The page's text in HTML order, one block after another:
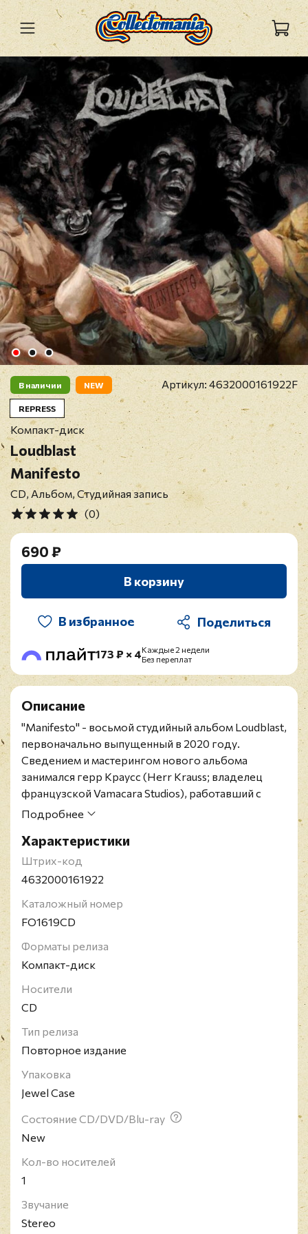
В наличии NEW
REPRESS
Артикул: 4632000161922F
Компакт-диск
Loudblast
Manifesto
CD, Альбом, Студийная запись
(0)
690 ₽
В корзину
В избранное
173 ₽ × 4Каждые 2 недели
Без переплат
Описание
"Manifesto" - восьмой студийный альбом Loudblast,
первоначально выпущенный в 2020 году.
Сведением и мастерингом нового альбома
занимался герр Краусс (Herr Krauss; владелец
французской Vamacara Studios), работавший с
Mercyless, Bliss of Flesh и Nephren‑Ka. Артворк для
занимавшийся оформлением альбомов Testament,
Hate Eternal, Satan и многих других.
Российское повторное издание 2026 года на CD.
трека.
Loudblast - death metal‑группа из Франции,
сформированная в 1985 году. Loudblast
распадались в 1999 году и вернулись на сцену в
2002‑м, промежуточно собравшись на
единственное реюнион‑шоу в 2000 году в
поддержку Чака Шульдинера. В дискографии
несколько компиляций и концертников, а также
семь полноформатных альбомов.
Подробнее
Характеристики
Штрих-код
4632000161922
Каталожный номер
FO1619CD
Форматы релиза
Компакт-диск
Носители
CD
Тип релиза
Повторное издание
Упаковка
Jewel Case
Состояние CD/DVD/Blu-ray
New
Кол-во носителей
1
Звучание
Stereo